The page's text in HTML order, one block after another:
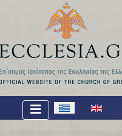
Επιλέξτε τη γλώσσα σας